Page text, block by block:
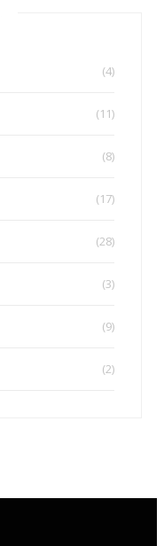
(4)
(11)
(8)
(17)
(28)
(3)
(9)
(2)